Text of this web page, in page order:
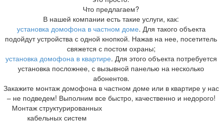
Что предлагаем?
В нашей компании есть такие услуги, как:
установка домофона в частном доме. Для такого объекта
подойдут устройства с одной кнопкой. Нажав на нее, посетитель
свяжется с постом охраны;
установка домофона в квартире. Для этого объекта потребуется
установка посложнее, с вызывной панелью на несколько
абонентов.
Закажите монтаж домофона в частном доме или в квартире у нас
– не подведем! Выполним все быстро, качественно и недорого!
Монтаж структурированных
кабельных систем